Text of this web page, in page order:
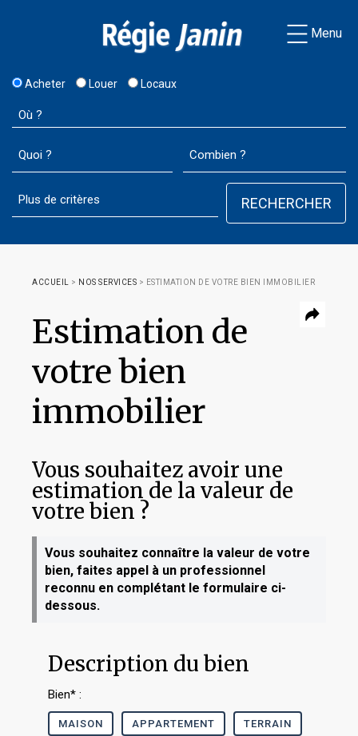
Menu
Acheter Louer Locaux
ACCUEIL > NOS SERVICES > ESTIMATION DE VOTRE BIEN IMMOBILIER
Estimation de
votre bien
immobilier
Vous souhaitez avoir une
estimation de la valeur de
votre bien ?
Vous souhaitez connaître la valeur de votre
bien, faites appel à un professionnel
reconnu en complétant le formulaire ci-
dessous.
Description du bien
Bien* :
MAISON APPARTEMENT TERRAIN